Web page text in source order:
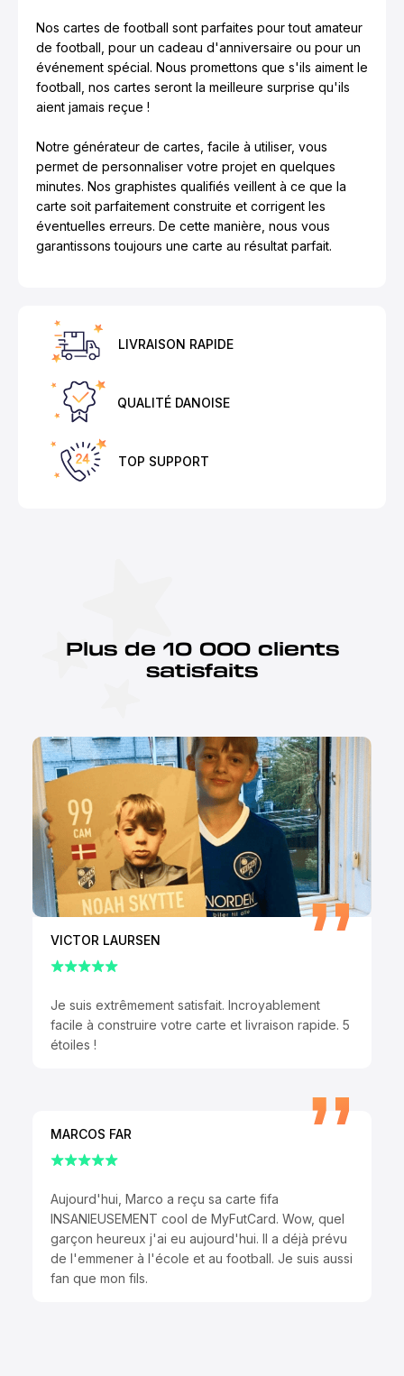
Nos cartes de football sont parfaites pour tout amateur
de football, pour un cadeau d'anniversaire ou pour un
événement spécial. Nous promettons que s'ils aiment le
football, nos cartes seront la meilleure surprise qu'ils
aient jamais reçue !
Notre générateur de cartes, facile à utiliser, vous
permet de personnaliser votre projet en quelques
minutes. Nos graphistes qualifiés veillent à ce que la
carte soit parfaitement construite et corrigent les
éventuelles erreurs. De cette manière, nous vous
garantissons toujours une carte au résultat parfait.
LIVRAISON RAPIDE
QUALITÉ DANOISE
TOP SUPPORT
Plus de 10 000 clients
satisfaits
VICTOR LAURSEN
Je suis extrêmement satisfait. Incroyablement
facile à construire votre carte et livraison rapide. 5
étoiles !
MARCOS FAR
Aujourd'hui, Marco a reçu sa carte fifa
INSANIEUSEMENT cool de MyFutCard. Wow, quel
garçon heureux j'ai eu aujourd'hui. Il a déjà prévu
de l'emmener à l'école et au football. Je suis aussi
fan que mon fils.